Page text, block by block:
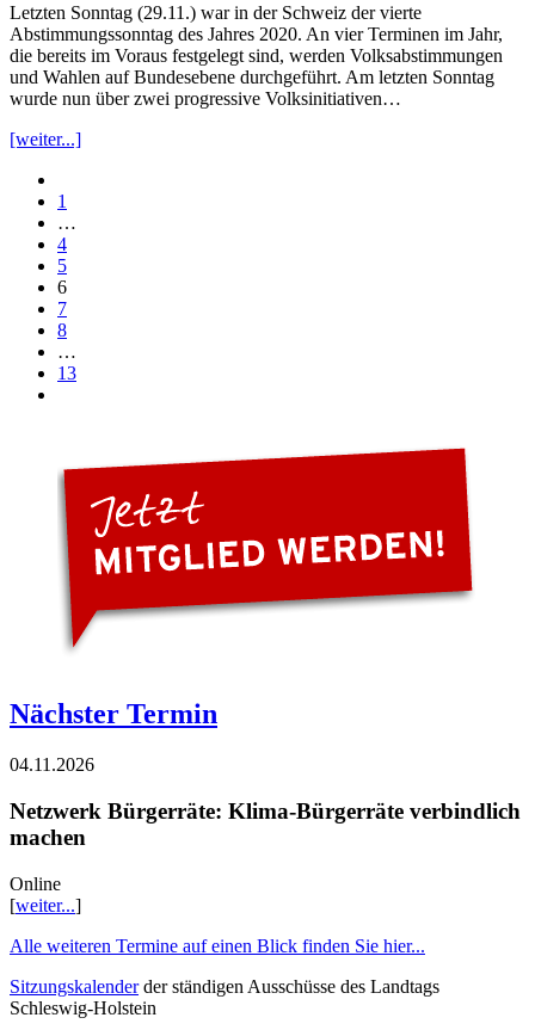
Letzten Sonntag (29.11.) war in der Schweiz der vierte
Abstimmungssonntag des Jahres 2020. An vier Terminen im Jahr,
die bereits im Voraus festgelegt sind, werden Volksabstimmungen
und Wahlen auf Bundesebene durchgeführt. Am letzten Sonntag
wurde nun über zwei progressive Volksinitiativen…
[weiter...]
1
…
4
5
6
7
8
…
13
Nächster Termin
04.11.2026
Netzwerk Bürgerräte: Klima-Bürgerräte verbindlich
machen
Online
[weiter...]
Alle weiteren Termine auf einen Blick finden Sie hier...
Sitzungskalenderder ständigen Ausschüsse des Landtags
Schleswig-Holstein